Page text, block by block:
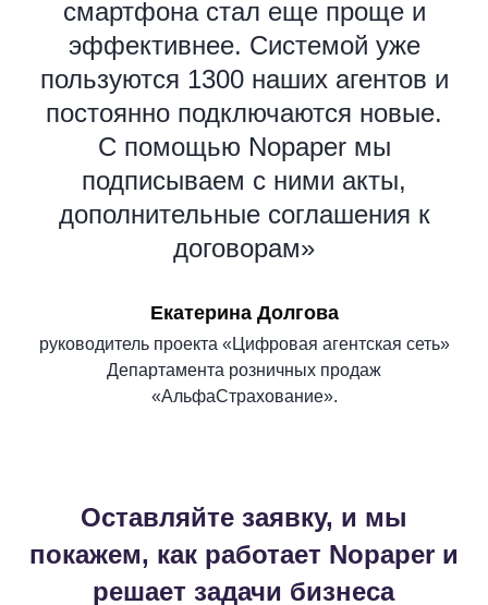
смартфона стал еще проще и
эффективнее. Системой уже
пользуются 1300 наших агентов и
постоянно подключаются новые.
С помощью Nopaper мы
подписываем с ними акты,
дополнительные соглашения к
договорам»
Екатерина Долгова
руководитель проекта «Цифровая агентская сеть»
Департамента розничных продаж
«АльфаСтрахование».